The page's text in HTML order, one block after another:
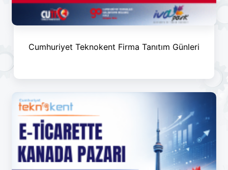
Cumhuriyet Teknokent Firma Tanıtım Günleri